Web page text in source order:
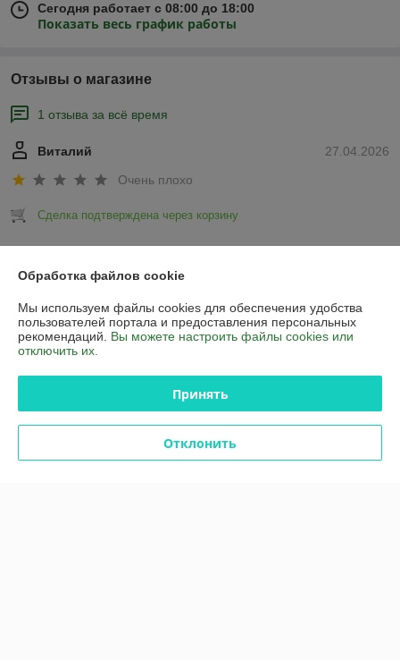
Сегодня работает с 08:00 до 18:00
Показать весь график работы
Отзывы о магазине
1 отзыва за всё время
27.04.2026
Виталий
Очень плохо
Сделка подтверждена через корзину
О нас
Обработка файлов cookie
Мы используем файлы cookies для обеспечения удобства
пользователей портала и предоставления персональных
рекомендаций. Вы можете настроить файлы cookies или
отключить их.
Принять
Отклонить